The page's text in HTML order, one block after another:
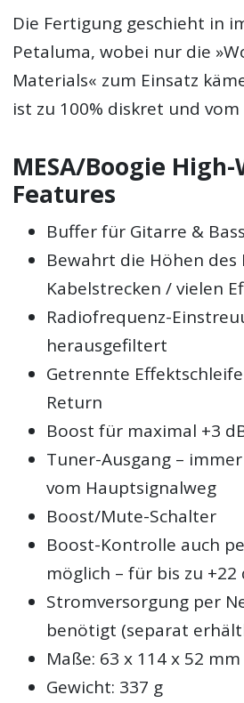
Die Fertigung geschieht in
Petaluma, wobei nur die
Materials« zum Einsatz
ist zu 100% diskret und vom
MESA/Boogie
Features
Buffer für Gitarre & Bass
Bewahrt die Höhen des
Kabelstrecken / vielen
Radiofrequenz-
herausgefiltert
Getrennte
Return
Boost für maximal +3
Tuner-Ausgang –
vom Hauptsignalweg
Boost/Mute-Schalter
Boost-Kontrolle auch
möglich – für bis zu +22
Stromversorgung per
benötigt (separat
Maße: 63 x 114 x 52 mm
Gewicht: 337 g